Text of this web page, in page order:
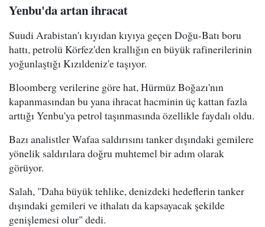
Yenbu'da artan ihracat
Suudi Arabistan'ı kıyıdan kıyıya geçen Doğu-Batı boru
hattı, petrolü Körfez'den krallığın en büyük rafinerilerinin
yoğunlaştığı Kızıldeniz'e taşıyor.
Bloomberg verilerine göre hat, Hürmüz Boğazı'nın
kapanmasından bu yana ihracat hacminin üç kattan fazla
arttığı Yenbu'ya petrol taşınmasında özellikle faydalı oldu.
Bazı analistler Wafaa saldırısını tanker dışındaki gemilere
yönelik saldırılara doğru muhtemel bir adım olarak
görüyor.
Salah, "Daha büyük tehlike, denizdeki hedeflerin tanker
dışındaki gemileri ve ithalatı da kapsayacak şekilde
genişlemesi olur" dedi.